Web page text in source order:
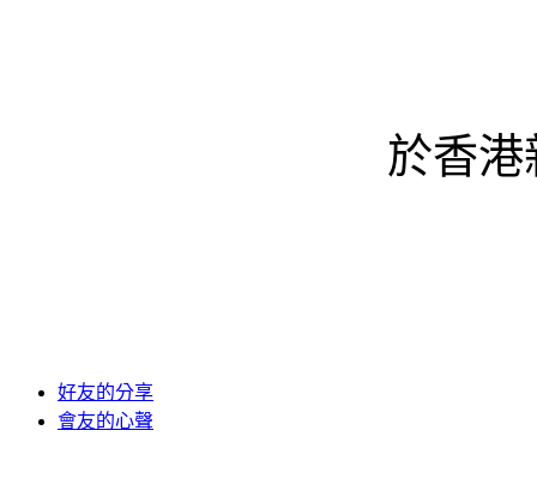
於香
好友的分享
會友的心聲